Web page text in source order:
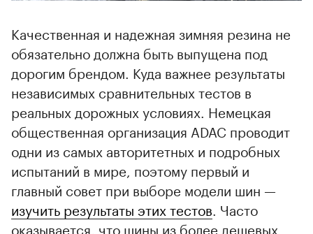
Качественная и надежная зимняя резина не
обязательно должна быть выпущена под
дорогим брендом. Куда важнее результаты
независимых сравнительных тестов в
реальных дорожных условиях. Немецкая
общественная организация ADAC проводит
одни из самых авторитетных и подробных
испытаний в мире, поэтому первый и
главный совет при выборе модели шин —
изучить результаты этих тестов. Часто
оказывается, что шины из более дешевых